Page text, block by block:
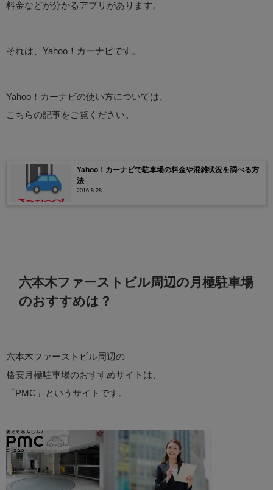
料金などが分かるアプリがあります。
それは、Yahoo！カーナビです。
Yahoo！カーナビの使い方については、
こちらの記事をご覧ください。
Yahoo！カーナビで駐車場の料金や混雑状況を調べる方
法
2016.8.28
六本木ファーストビル周辺の月極駐車場
のおすすめは？
六本木ファーストビル周辺の
格安月極駐車場のおすすめサイトは、
「PMC」というサイトです。